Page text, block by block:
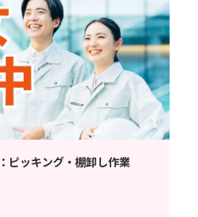
ピッキング・棚卸し作業